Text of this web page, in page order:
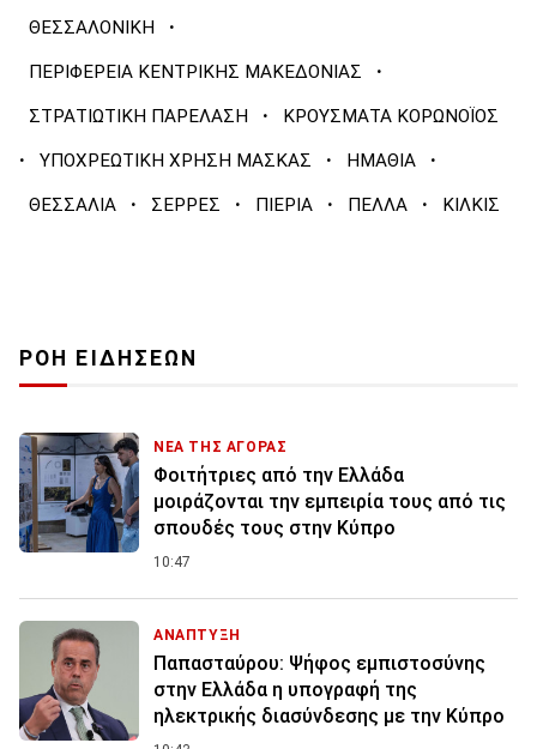
ΘΕΣΣΑΛΟΝΙΚΗ ·
ΠΕΡΙΦΕΡΕΙΑ ΚΕΝΤΡΙΚΗΣ ΜΑΚΕΔΟΝΙΑΣ ·
ΣΤΡΑΤΙΩΤΙΚΗ ΠΑΡΕΛΑΣΗ · ΚΡΟΥΣΜΑΤΑ ΚΟΡΩΝΟΪΟΣ
· ΥΠΟΧΡΕΩΤΙΚΗ ΧΡΗΣΗ ΜΑΣΚΑΣ · ΗΜΑΘΙΑ ·
ΘΕΣΣΑΛΙΑ · ΣΕΡΡΕΣ · ΠΙΕΡΙΑ · ΠΕΛΛΑ · ΚΙΛΚΙΣ
ΡΟΗ ΕΙΔΗΣΕΩΝ
ΝΕΑ ΤΗΣ ΑΓΟΡΑΣ
Φοιτήτριες από την Ελλάδα
μοιράζονται την εμπειρία τους από τις
σπουδές τους στην Κύπρο
10:47
ΑΝΑΠΤΥΞΗ
Παπασταύρου: Ψήφος εμπιστοσύνης
στην Ελλάδα η υπογραφή της
ηλεκτρικής διασύνδεσης με την Κύπρο